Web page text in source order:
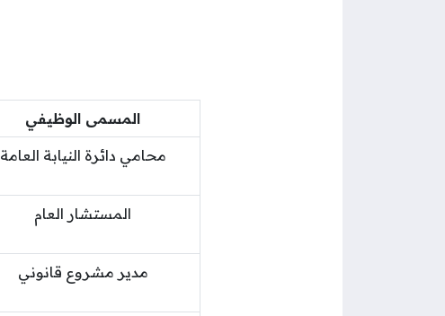
المسمى الوظيفي
محامي دائرة النيابة العامة
المستشار العام
مدير مشروع قانوني